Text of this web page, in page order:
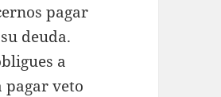
pagar
deuda.
a
pagar veto